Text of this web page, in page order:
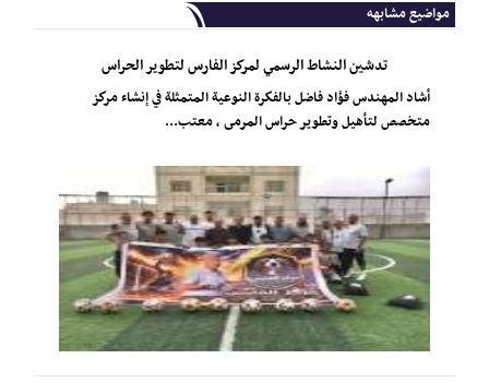
مواضيع مشابهه
تدشين النشاط الرسمي لمركز الفارس لتطوير الحراس
أشاد المهندس فؤاد فاضل بالفكرة النوعية المتمثلة في إنشاء مركز
متخصص لتأهيل وتطوير حراس المرمى ، معتب...